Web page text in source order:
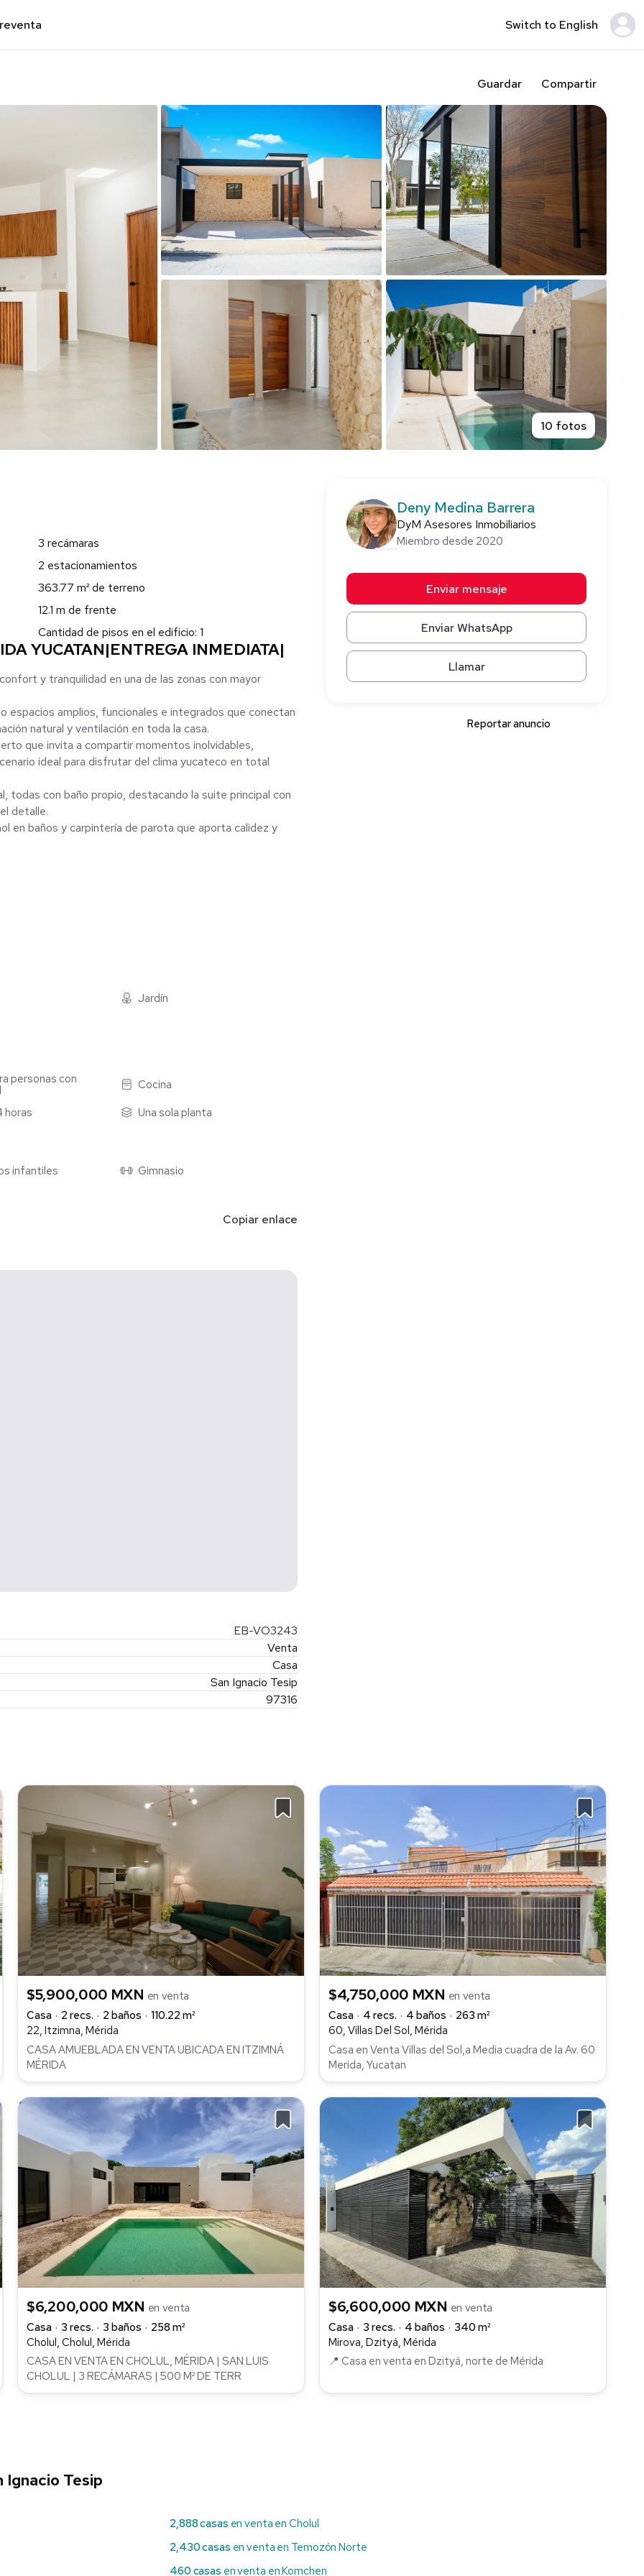
Switch to English
Guardar Compartir
10 fotos
3 recámaras
2 estacionamientos
363.77 m² de terreno
12.1 m de frente
Cantidad de pisos en el edificio: 1
YUCATAN|ENTREGA INMEDIATA|
y tranquilidad en una de las zonas con mayor
espacios amplios, funcionales e integrados que conectan
natural y ventilación en toda la casa.
que invita a compartir momentos inolvidables,
ideal para disfrutar del clima yucateco en total
todas con baño propio, destacando la suite principal con
detalle.
en baños y carpintería de parota que aporta calidez y
Jardín
personas con
Cocina
horas Una sola planta
infantiles
Gimnasio
Copiar enlace
EB-VO3243
Venta
Casa
San Ignacio Tesip
97316
Deny Medina Barrera
DyM Asesores Inmobiliarios
Miembro desde 2020
Enviar mensaje
Enviar WhatsApp
Llamar
Reportar anuncio
$5,900,000 MXN en venta
Casa
2 recs. 2 baños
110.22 m²
22, Itzimna, Mérida
CASA AMUEBLADA EN VENTA UBICADA EN ITZIMNÁ
MÉRIDA
$4,750,000 MXN en venta
Casa
4 recs. 4 baños
263 m²
60, Villas Del Sol, Mérida
Casa en Venta Villas del Sol,a Media cuadra de la Av. 60
Merida, Yucatan
$6,200,000 MXN en venta
Casa
3 recs. 3 baños
258 m²
Cholul, Cholul, Mérida
CASA EN VENTA EN CHOLUL, MÉRIDA | SAN LUIS
CHOLUL | 3 RECÁMARAS | 500 M² DE TERR
$6,600,000 MXN en venta
Casa
3 recs. 4 baños
340 m²
Mirova, Dzityá, Mérida
📍 Casa en venta en Dzityá, norte de Mérida
Ignacio Tesip
2,888 casas en venta en Cholul
2,430 casas en venta en Temozón Norte
460 casas en venta en Komchen